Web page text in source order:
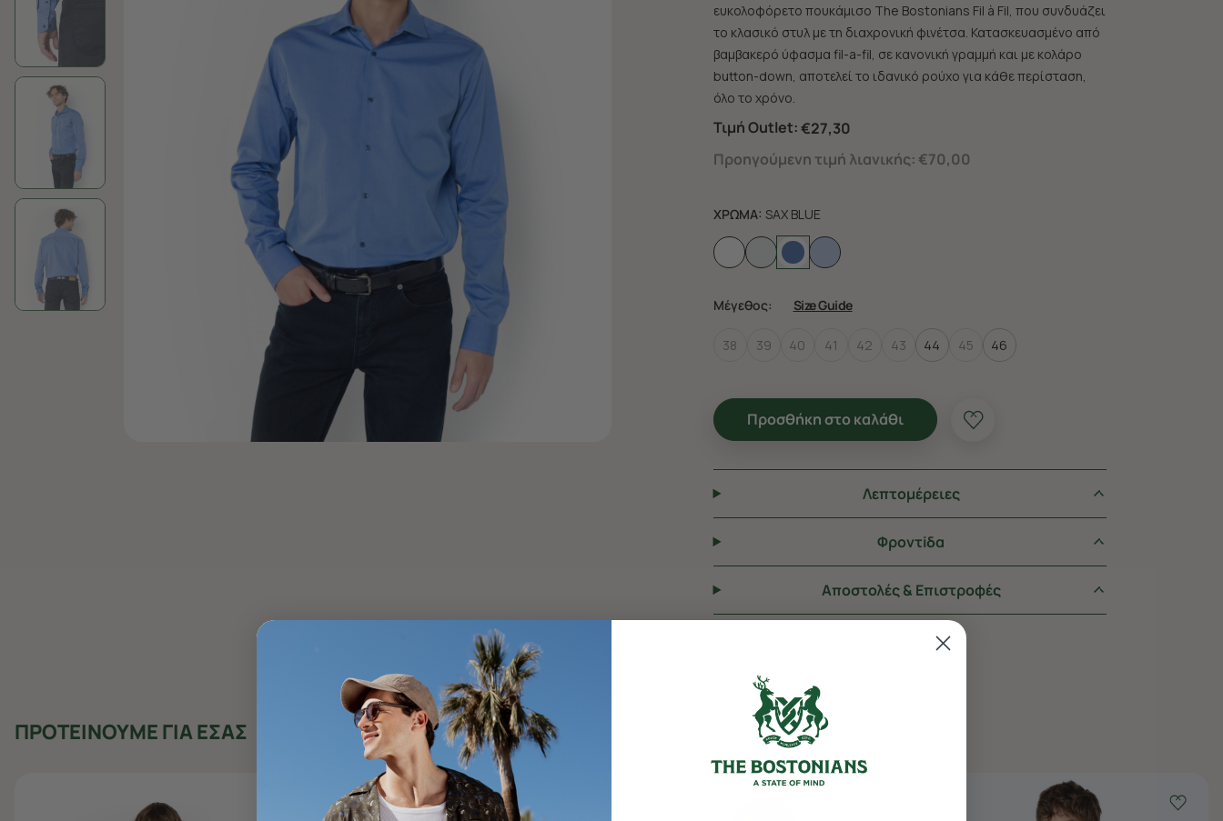
ευκολοφόρετο πουκάμισο The Bostonians Fil à Fil, που συνδυάζει
το κλασικό στυλ με τη διαχρονική φινέτσα. Κατασκευασμένο από
βαμβακερό ύφασμα fil-a-fil, σε κανονική γραμμή και με κολάρο
button-down, αποτελεί το ιδανικό ρούχο για κάθε περίσταση,
όλο το χρόνο.
Τιμή Outlet:€27,30
Προηγούμενη τιμή λιανικής: €70,00
ΧΡΩΜΑ: SAX BLUE
Μέγεθος: Size Guide
38 39 40 41 42 43 44 45 46
Προσθήκη στο καλάθι
Λεπτομέρειες
Φροντiδα
Αποστολές & Επιστροφές
ΠΡΟΤΕΙΝΟΥΜΕ ΓΙΑ ΕΣΑΣ